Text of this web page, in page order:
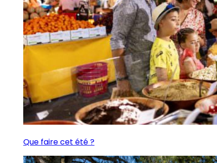
Que faire cet été ?